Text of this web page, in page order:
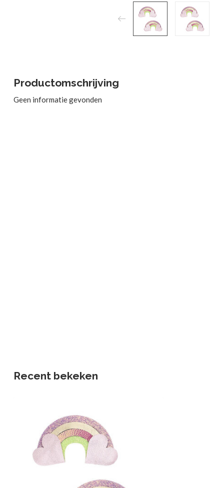
Productomschrijving
Geen informatie gevonden
Recent bekeken